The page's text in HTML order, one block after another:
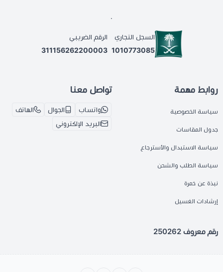
.
السجل التجاري
1010773085
الرقم الضريبي
311156262200003
روابط مهمة
سياسة الخصوصية
جدول المقاسات
سياسة الاستبدال والأسترجاع
سياسة الطلب والشحن
نبذة عن خمرة
إرشادات الغسيل
تواصل معنا
واتساب الجوال
الهاتف
البريد الإلكتروني
رقم معروف 250262